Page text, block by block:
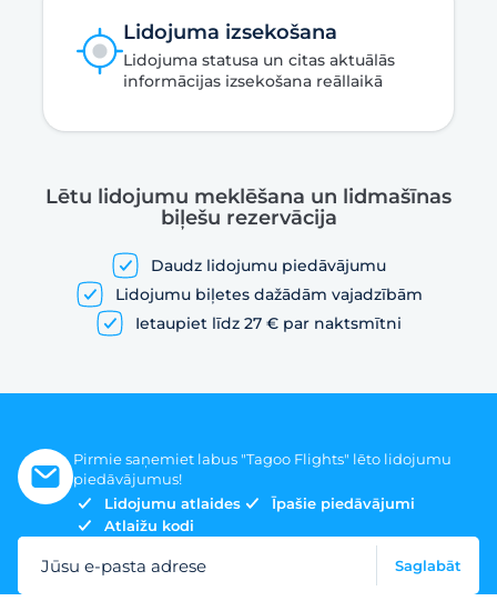
Lidojuma izsekošana
Lidojuma statusa un citas aktuālās
informācijas izsekošana reāllaikā
Lētu lidojumu meklēšana un lidmašīnas
biļešu rezervācija
Daudz lidojumu piedāvājumu
Lidojumu biļetes dažādām vajadzībām
Ietaupiet līdz 27 € par naktsmītni
Pirmie saņemiet labus "Tagoo Flights" lēto lidojumu
piedāvājumus!
Lidojumu atlaides
Īpašie piedāvājumi
Atlaižu kodi
Jūsu e-pasta adrese Saglabāt